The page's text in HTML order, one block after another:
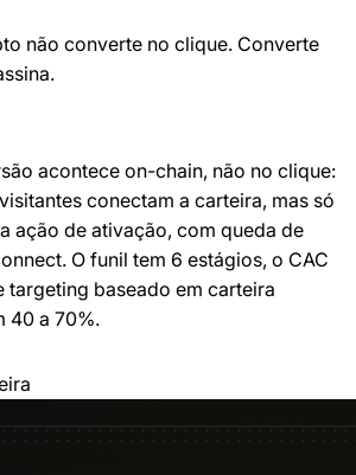
não converte no clique. Converte
acontece on-chain, não no clique:
conectam a carteira, mas só
ação de ativação, com queda de
O funil tem 6 estágios, o CAC
targeting baseado em carteira
40 a 70%.